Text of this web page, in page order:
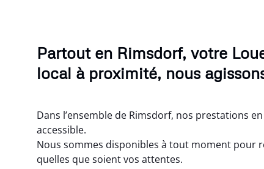
Partout en Rimsdorf, votre
local à proximité, nous
Dans l’ensemble de Rimsdorf, nos prestations
accessible.
Nous sommes disponibles à tout moment pour
quelles que soient vos attentes.